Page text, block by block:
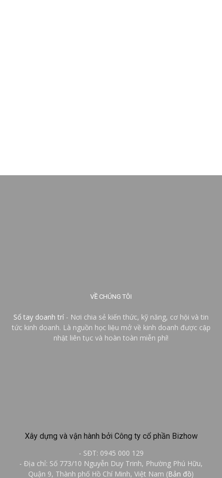
VỀ CHÚNG TÔI
Sổ tay doanh trí - Nơi chia sẻ kiến thức, kỹ năng, cơ hội và tin
tức kinh doanh. Là nguồn học liệu mở về kinh doanh được cập
nhật liên tục và hoàn toàn miễn phí!
Xây dựng và vận hành bởi Công ty cổ phần Bizhow
- SĐT: 0945 000 129
- Địa chỉ: Số 773/10 Nguyễn Duy Trinh, Phường Phú Hữu,
Quận 9, Thành phố Hồ Chí Minh, Việt Nam (Bản đồ)